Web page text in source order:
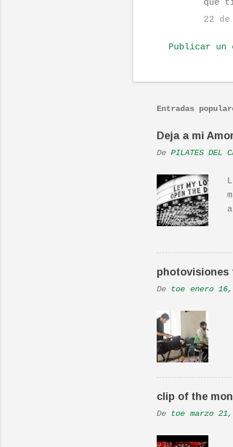
i
que
22
Publicar un
Entradas
Deja a mi
De PILATES DEL
photovisiones
De toe enero
clip of the
De toe marzo